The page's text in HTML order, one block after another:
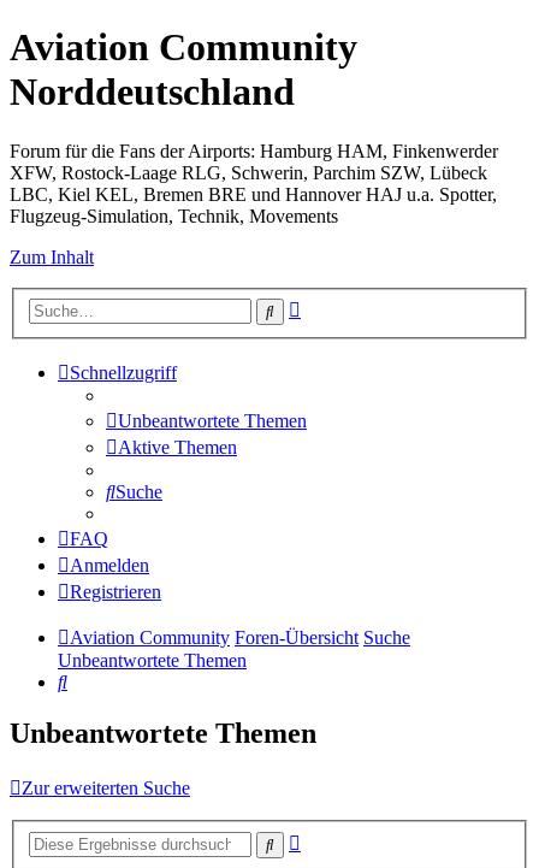
Aviation Community
Norddeutschland
Forum für die Fans der Airports: Hamburg HAM, Finkenwerder
XFW, Rostock-Laage RLG, Schwerin, Parchim SZW, Lübeck
LBC, Kiel KEL, Bremen BRE und Hannover HAJ u.a. Spotter,
Flugzeug-Simulation, Technik, Movements
Zum Inhalt
Suche
Schnellzugriff
Unbeantwortete Themen
Aktive Themen
Suche
FAQ
Anmelden
Registrieren
Aviation Community Foren-Übersicht Suche
Unbeantwortete Themen
Suche
Unbeantwortete Themen
Zur erweiterten Suche
Suche